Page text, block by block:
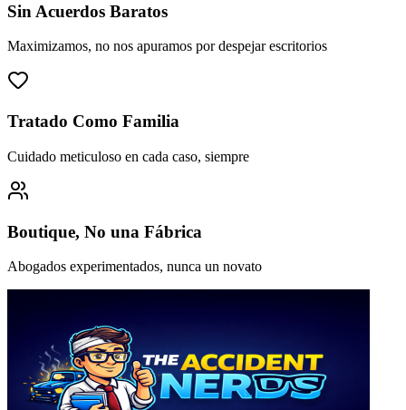
Sin Acuerdos Baratos
Maximizamos, no nos apuramos por despejar escritorios
Tratado Como Familia
Cuidado meticuloso en cada caso, siempre
Boutique, No una Fábrica
Abogados experimentados, nunca un novato